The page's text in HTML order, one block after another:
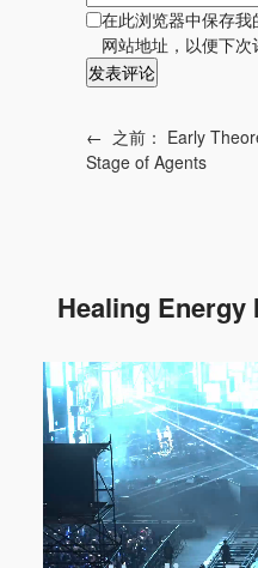
在此浏览器中保存
网站地址，以便下次
← 之前： Early
Stage of Agents
Healing